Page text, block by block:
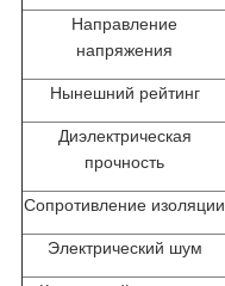
Направление
напряжения
Нынешний рейтинг
Диэлектрическая
прочность
Сопротивление изоляции
Электрический шум